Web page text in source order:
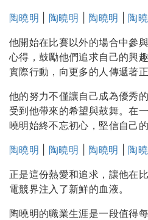
陶曉明
陶曉明 陶曉明
陶
他開始在比賽以外的場合中參
心得，鼓勵他們追求自己的興
實際行動，向更多的人傳遞著正
他的努力不僅讓自己成為優秀
受到他帶來的希望與鼓舞。在
曉明始終不忘初心，堅信自己的
陶曉明
陶曉明 陶曉明
陶
正是這份熱愛和追求，讓他在
電競界注入了新鮮的血液。
陶曉明的職業生涯是一段值得